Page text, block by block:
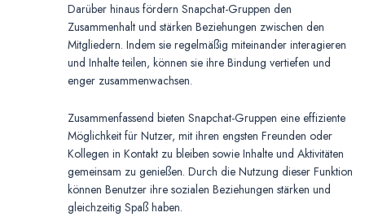
Darüber hinaus fördern Snapchat-Gruppen den
Zusammenhalt und stärken Beziehungen zwischen den
Mitgliedern. Indem sie regelmäßig miteinander interagieren
und Inhalte teilen, können sie ihre Bindung vertiefen und
enger zusammenwachsen.
Zusammenfassend bieten Snapchat-Gruppen eine effiziente
Möglichkeit für Nutzer, mit ihren engsten Freunden oder
Kollegen in Kontakt zu bleiben sowie Inhalte und Aktivitäten
gemeinsam zu genießen. Durch die Nutzung dieser Funktion
können Benutzer ihre sozialen Beziehungen stärken und
gleichzeitig Spaß haben.